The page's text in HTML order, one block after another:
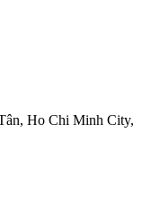
Ho Chi Minh City,